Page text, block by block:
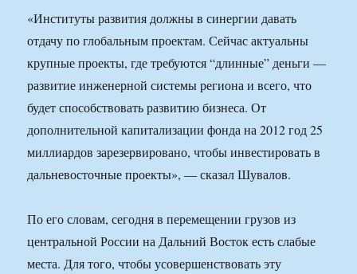
«Институты развития должны в синергии давать
отдачу по глобальным проектам. Сейчас актуальны
крупные проекты, где требуются “длинные” деньги —
развитие инженерной системы региона и всего, что
будет способствовать развитию бизнеса. От
дополнительной капитализации фонда на 2012 год 25
миллиардов зарезервировано, чтобы инвестировать в
дальневосточные проекты», — сказал Шувалов.
По его словам, сегодня в перемещении грузов из
центральной России на Дальний Восток есть слабые
места. Для того, чтобы усовершенствовать эту